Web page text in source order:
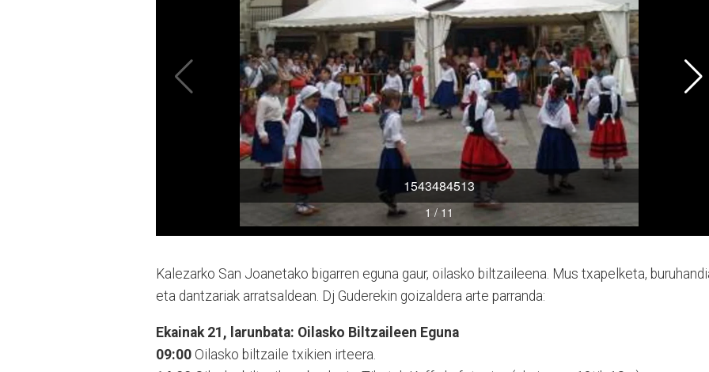
Kalezarko San Joanetako bigarren eguna gaur, oilasko biltzaileena. Mus txapelketa,
eta dantzariak arratsaldean. Dj Guderekin goizaldera arte parranda:
Ekainak 21, larunbata: Oilasko Biltzaileen Eguna
09:00 Oilasko biltzaile txikien irteera.